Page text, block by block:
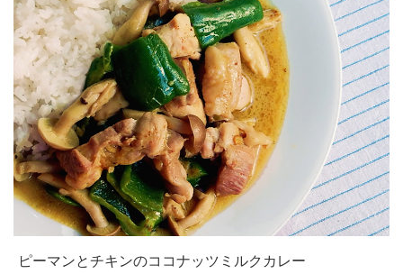
ピーマンとチキンのココナッツミルクカレー